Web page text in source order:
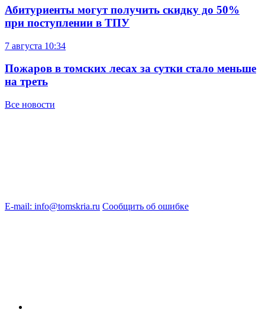
Абитуриенты могут получить скидку до 50%
при поступлении в ТПУ
7 августа 10:34
Пожаров в томских лесах за сутки стало меньше
на треть
Все новости
E-mail: info@tomskria.ru Сообщить об ошибке